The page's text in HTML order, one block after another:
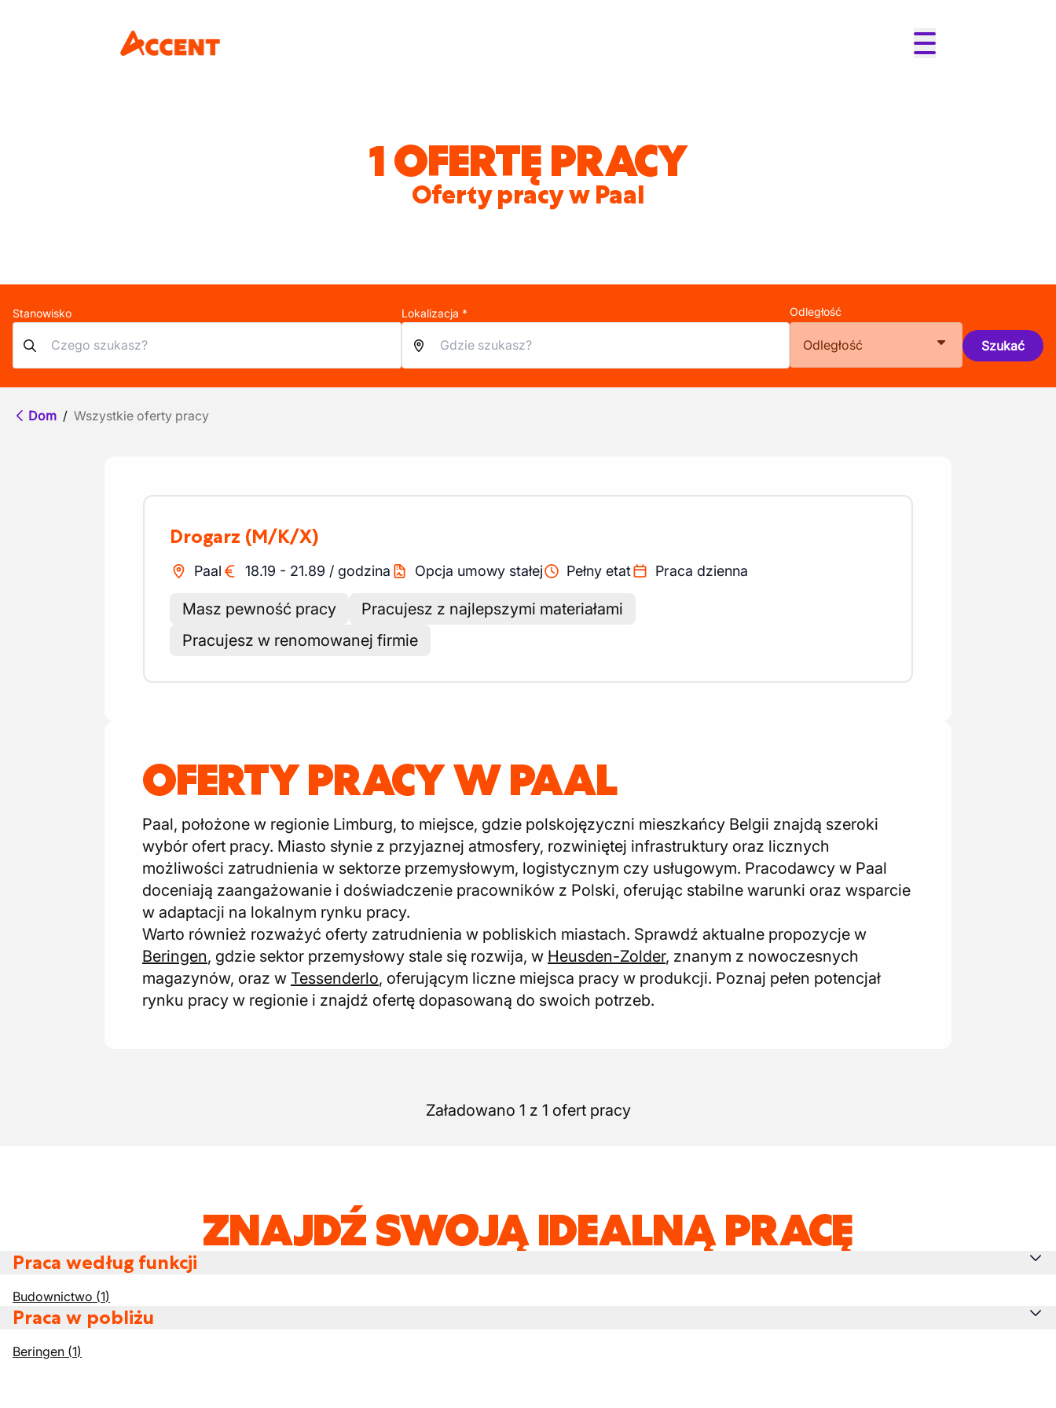
1 OFERTĘ PRACY
Oferty pracy w Paal
Stanowisko Lokalizacja * Odległość
Odległość Szukać
Dom / Wszystkie oferty pracy
Drogarz (M/K/X)
Paal 18.19 - 21.89 / godzina Opcja umowy stałej Pełny etat Praca dzienna
Masz pewność pracy
Pracujesz z najlepszymi materiałami
Pracujesz w renomowanej firmie
OFERTY PRACY W PAAL
Paal, położone w regionie Limburg, to miejsce, gdzie polskojęzyczni mieszkańcy Belgii znajdą szeroki
wybór ofert pracy. Miasto słynie z przyjaznej atmosfery, rozwiniętej infrastruktury oraz licznych
możliwości zatrudnienia w sektorze przemysłowym, logistycznym czy usługowym. Pracodawcy w Paal
doceniają zaangażowanie i doświadczenie pracowników z Polski, oferując stabilne warunki oraz wsparcie
w adaptacji na lokalnym rynku pracy.
Warto również rozważyć oferty zatrudnienia w pobliskich miastach. Sprawdź aktualne propozycje w
Beringen, gdzie sektor przemysłowy stale się rozwija, w Heusden-Zolder, znanym z nowoczesnych
magazynów, oraz w Tessenderlo, oferującym liczne miejsca pracy w produkcji. Poznaj pełen potencjał
rynku pracy w regionie i znajdź ofertę dopasowaną do swoich potrzeb.
Załadowano 1 z 1 ofert pracy
ZNAJDŹ SWOJĄ IDEALNĄ PRACĘ
Praca według funkcji
Budownictwo (1)
Praca w pobliżu
Beringen (1)